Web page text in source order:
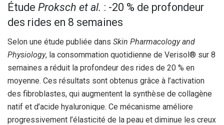
Étude Proksch et al. : -20 % de profondeur
des rides en 8 semaines
Selon une étude publiée dans Skin Pharmacology and
Physiology, la consommation quotidienne de Verisol® sur 8
semaines a réduit la profondeur des rides de 20 % en
moyenne. Ces résultats sont obtenus grâce à l’activation
des fibroblastes, qui augmentent la synthèse de collagène
natif et d’acide hyaluronique. Ce mécanisme améliore
progressivement l’élasticité de la peau et diminue les creux